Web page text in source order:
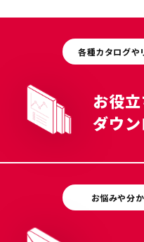
各種カタログや
お役
ダウ
お悩みや分